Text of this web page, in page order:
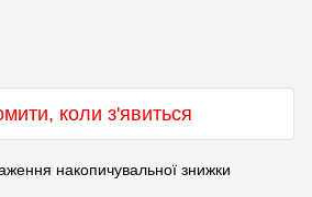
коли з'явиться
накопичувальної знижки